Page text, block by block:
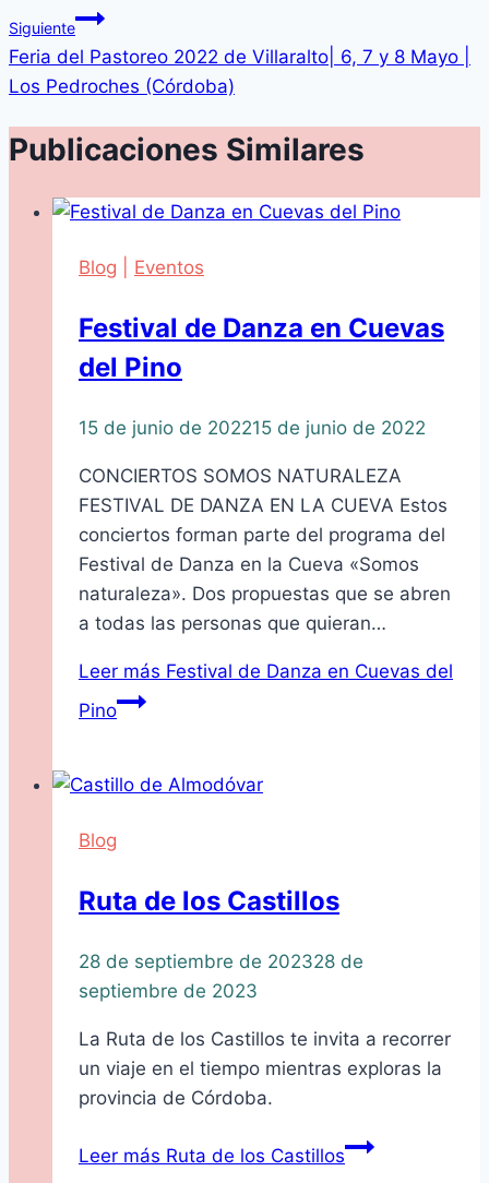
Siguiente
Feria del Pastoreo 2022 de Villaralto| 6, 7 y 8 Mayo |
Los Pedroches (Córdoba)
Publicaciones Similares
Blog Eventos
Festival de Danza en Cuevas
del Pino
15 de junio de 202215 de junio de 2022
CONCIERTOS SOMOS NATURALEZA
FESTIVAL DE DANZA EN LA CUEVA Estos
conciertos forman parte del programa del
Festival de Danza en la Cueva «Somos
naturaleza». Dos propuestas que se abren
a todas las personas que quieran…
Leer más Festival de Danza en Cuevas del
Pino
Blog
Ruta de los Castillos
28 de septiembre de 202328 de
septiembre de 2023
La Ruta de los Castillos te invita a recorrer
un viaje en el tiempo mientras exploras la
provincia de Córdoba.
Leer más Ruta de los Castillos